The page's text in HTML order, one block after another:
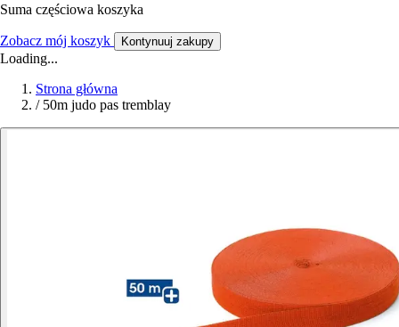
Suma częściowa koszyka
Zobacz mój koszyk Kontynuuj zakupy
Loading...
Strona główna
/ 50m judo pas tremblay